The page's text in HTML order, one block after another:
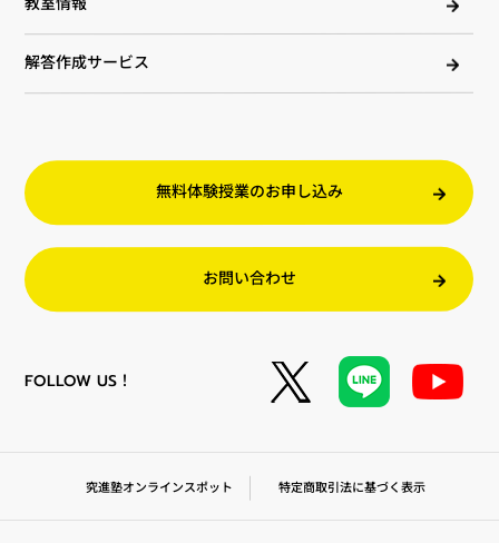
解答作成サービス
無料体験授業のお申し込み
お問い合わせ
FOLLOW US！
究進塾オンラインスポット 特定商取引法に基づく表示